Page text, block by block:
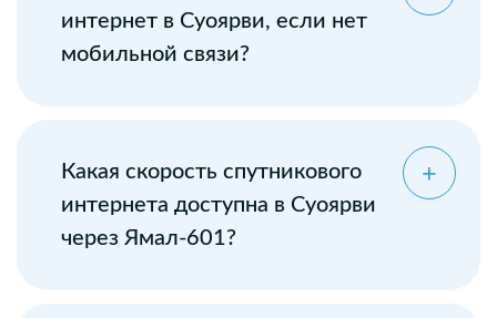
интернет в Суоярви, если нет
мобильной связи?
Какая скорость спутникового
интернета доступна в Суоярви
через Ямал-601?